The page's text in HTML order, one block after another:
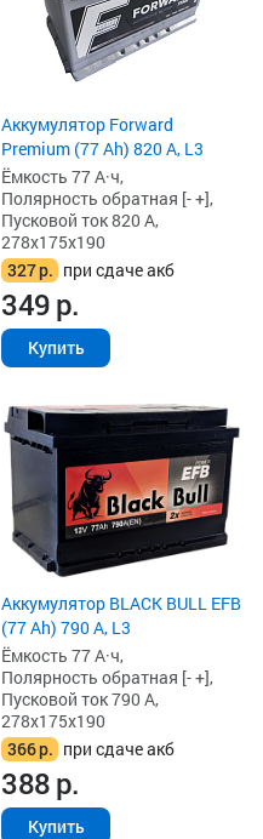
Аккумулятор Forward
Premium (77 Ah) 820 А, L3
Ёмкость 77 А·ч,
Полярность обратная [- +],
Пусковой ток 820 А,
278x175x190
327р. при сдаче акб
349р.
Купить
Аккумулятор BLACK BULL EFB
(77 Ah) 790 А, L3
Ёмкость 77 А·ч,
Полярность обратная [- +],
Пусковой ток 790 А,
278x175x190
366р. при сдаче акб
388р.
Купить